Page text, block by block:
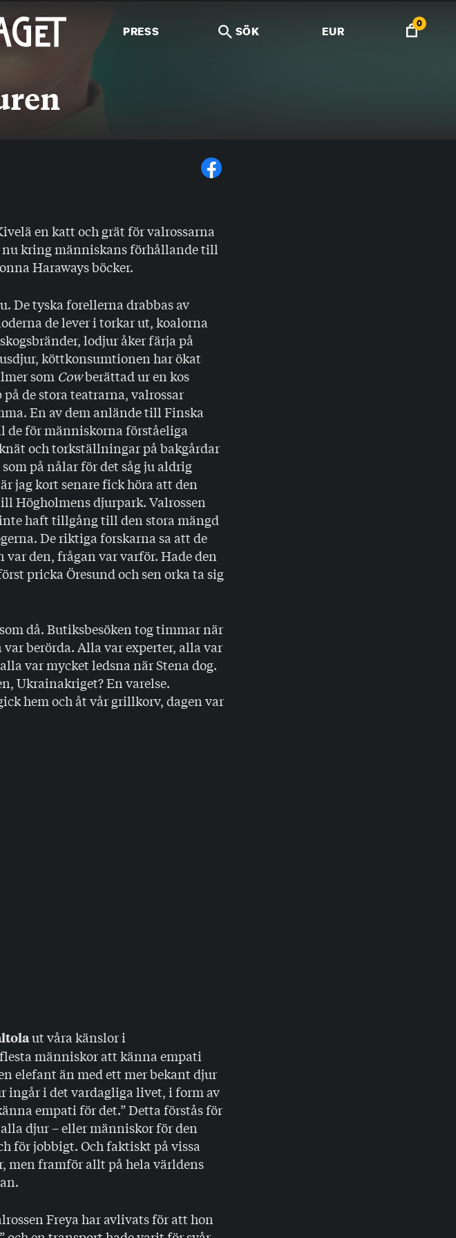
PRESS SÖK EUR
0
en katt och grät för valrossarna
nu kring människans förhållande till
Haraways böcker.
De tyska forellerna drabbas av
de lever i torkar ut, koalorna
lodjur åker färja på
köttkonsumtionen har ökat
som Cowberättad ur en kos
de stora teatrarna, valrossar
En av dem anlände till Finska
de för människorna förståeliga
och torkställningar på bakgårdar
på nålar för det såg ju aldrig
jag kort senare fick höra att den
Högholmens djurpark. Valrossen
haft tillgång till den stora mängd
De riktiga forskarna sa att de
den, frågan var varför. Hade den
pricka Öresund och sen orka ta sig
då. Butiksbesöken tog timmar när
berörda. Alla var experter, alla var
var mycket ledsna när Stena dog.
Ukrainakriget? En varelse.
hem och åt vår grillkorv, dagen var
ut våra känslor i
människor att känna empati
elefant än med ett mer bekant djur
ingår i det vardagliga livet, i form av
empati för det.” Detta förstås för
djur – eller människor för den
för jobbigt. Och faktiskt på vissa
men framför allt på hela världens
Freya har avlivats för att hon